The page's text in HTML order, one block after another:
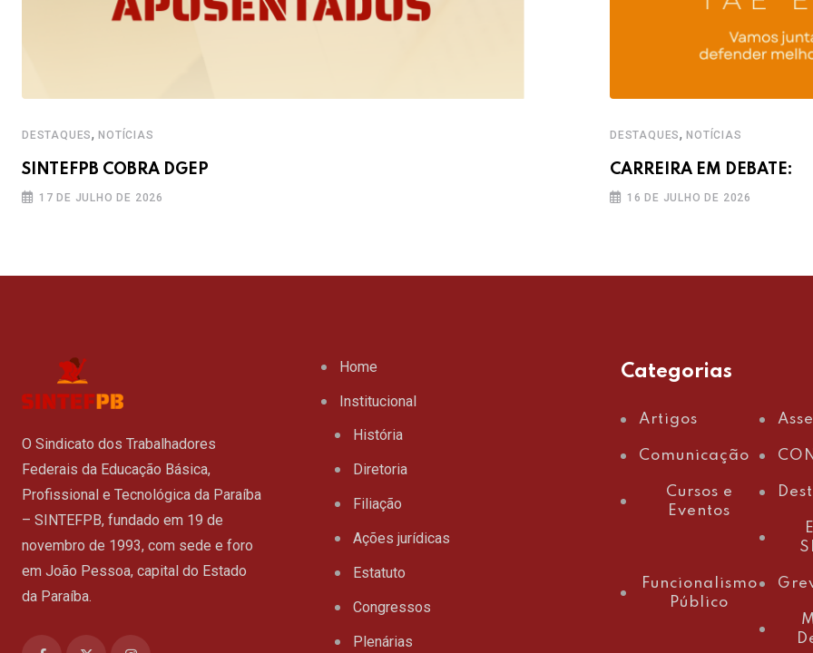
DESTAQUES,NOTÍCIAS
SINTEFPB COBRA DGEP
17 DE JULHO DE 2026
DESTAQUES,NOTÍCIAS
CARREIRA EM DEBATE:
16 DE JULHO DE 2026
O Sindicato dos Trabalhadores
Federais da Educação Básica,
Profissional e Tecnológica da Paraíba
– SINTEFPB, fundado em 19 de
novembro de 1993, com sede e foro
em João Pessoa, capital do Estado
da Paraíba.
Home
Institucional
História
Diretoria
Filiação
Ações jurídicas
Estatuto
Congressos
Plenárias
Categorias
Artigos
Comunicação
Cursos e
Eventos
Funcionalismo
Público